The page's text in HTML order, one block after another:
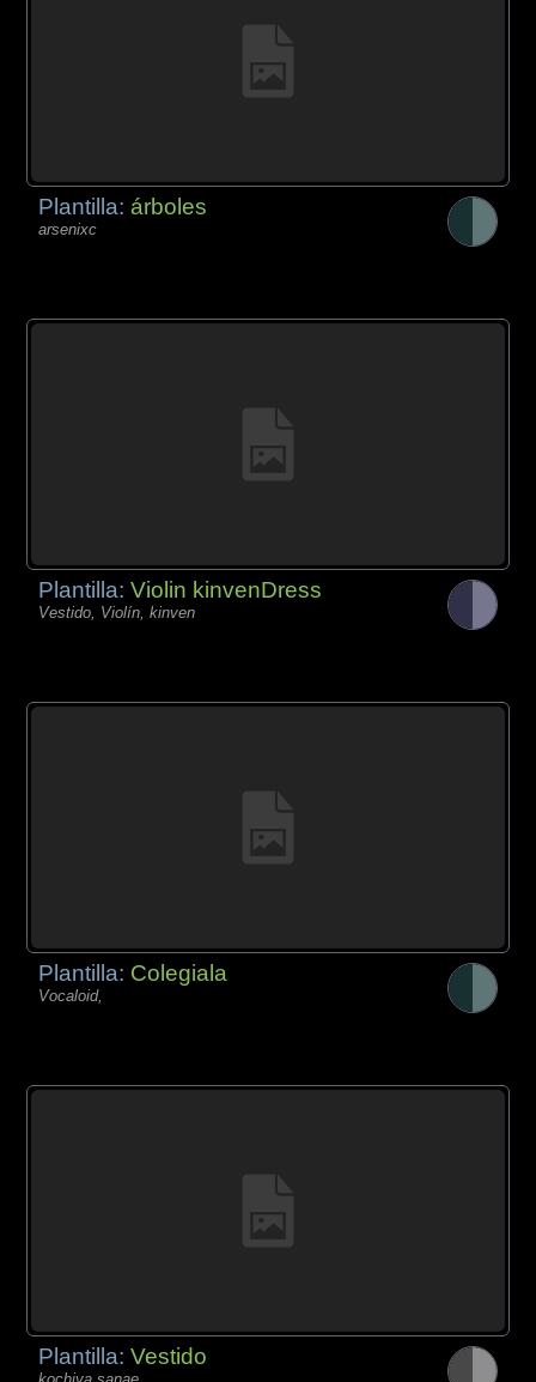
Plantilla:árboles
arsenixc
Plantilla:Violin kinvenDress
Vestido, Violín, kinven
Plantilla: Colegiala
Vocaloid,
Plantilla:Vestido